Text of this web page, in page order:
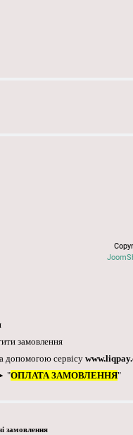
замовлення
допомогою сервісу
"ОПЛАТА ЗАМОВЛЕННЯ"
замовлення